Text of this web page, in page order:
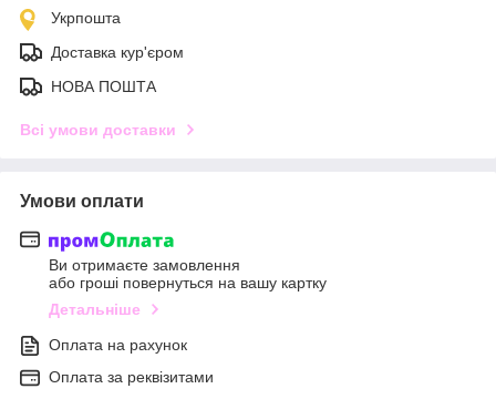
Укрпошта
Доставка кур'єром
НОВА ПОШТА
Всі умови доставки
Умови оплати
Ви отримаєте замовлення
або гроші повернуться на вашу картку
Детальніше
Оплата на рахунок
Оплата за реквізитами